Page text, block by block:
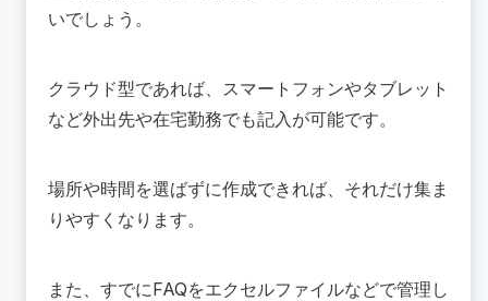
いでしょう。
クラウド型であれば、スマートフォンやタブレット
など外出先や在宅勤務でも記入が可能です。
場所や時間を選ばずに作成できれば、それだけ集ま
りやすくなります。
また、すでにFAQをエクセルファイルなどで管理し